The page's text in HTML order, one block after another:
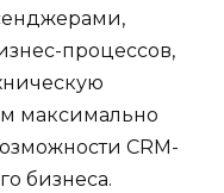
процессов,
максимально
CRM-
бизнеса.